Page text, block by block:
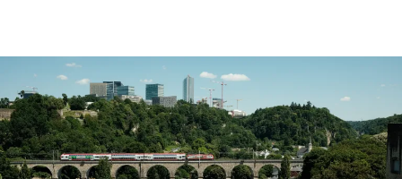
Frank­
mit
dem
„Ebbel­
wei-
Expreß“.